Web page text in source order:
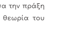
την πράξη
θεωρία του